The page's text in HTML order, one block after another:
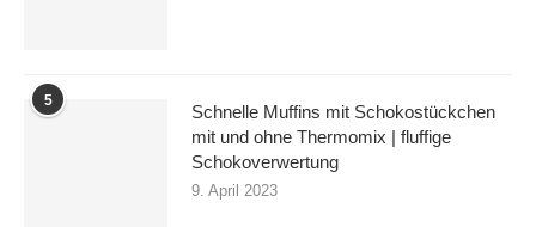
5
Schnelle Muffins mit Schokostückchen
mit und ohne Thermomix | fluffige
Schokoverwertung
9. April 2023